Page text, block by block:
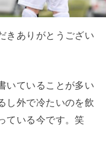
きありがとうござい
いていることが多い
し外で冷たいのを飲
ている今です。笑